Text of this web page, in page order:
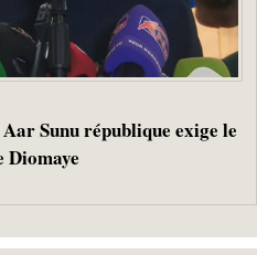
Sunu république exige le